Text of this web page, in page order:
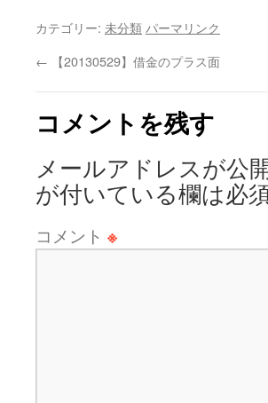
カテゴリー: 未分類 パーマリンク
← 【20130529】借金のプラス面
コメントを残す
メールアドレスが公
が付いている欄は必
コメント ※